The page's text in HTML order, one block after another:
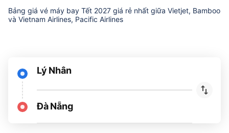
Bảng giá vé máy bay Tết 2027 giá rẻ nhất giữa Vietjet, Bamboo
và Vietnam Airlines, Pacific Airlines
Lý Nhân
Đà Nẵng